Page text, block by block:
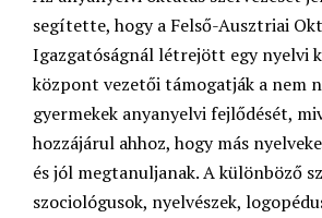
segítette, hogy a Felső-Ausztriai
Igazgatóságnál létrejött egy nyelvi
központ vezetői támogatják a nem
gyermekek anyanyelvi fejlődését,
hozzájárul ahhoz, hogy más
és jól megtanuljanak. A különböző
szociológusok, nyelvészek,